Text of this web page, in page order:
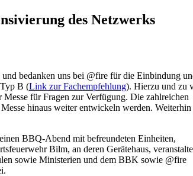
des Netzwerks
bedanken uns bei @fire für die Einbindung
B (Link zur Fachempfehlung). Hierzu und zu
für Fragen zur Verfügung. Die zahlreichen
hinaus weiter entwickeln werden. Weiterhin
BBQ-Abend mit befreundeten Einheiten,
Bilm, an deren Gerätehaus,
sowie Ministerien und dem BBK sowie @fire